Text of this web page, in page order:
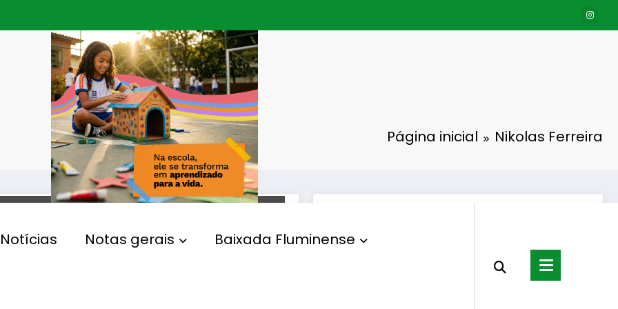
Notícias Notas gerais Baixada Fluminense
Página inicial Nikolas Ferreira
Audiência com Ministro